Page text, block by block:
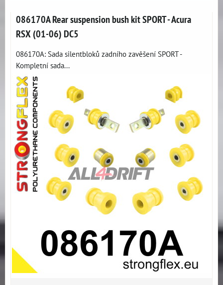
086170A Rear suspension bush kit SPORT - Acura
RSX (01-06) DC5
086170A: Sada silentbloků zadního zavěšení SPORT -
Kompletní sada...